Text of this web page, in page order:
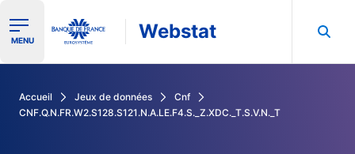
Ouvrir le menu de navigation
MENU Webstat
Accueil Jeux de données
Cnf
CNF.Q.N.FR.W2.S128.S121.N.A.LE.F4.S._Z.XDC._T.S.V.N._T